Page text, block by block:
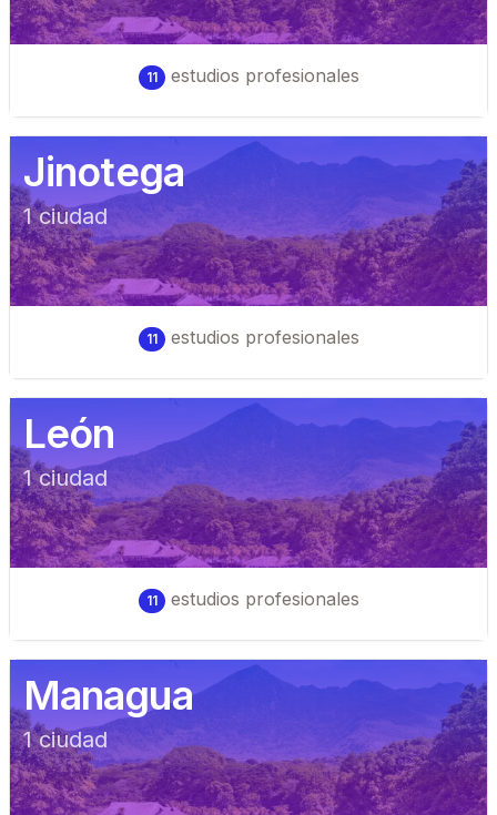
11 estudios profesionales
Jinotega
1ciudad
11 estudios profesionales
León
1ciudad
11 estudios profesionales
Managua
1ciudad